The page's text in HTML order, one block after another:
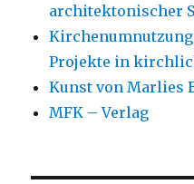
architektonischer
Projekte in
Kunst von Marlies
MFK – Verlag